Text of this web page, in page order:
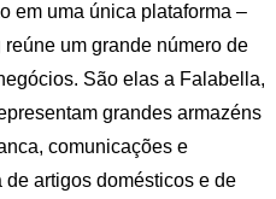
em uma única plataforma –
um grande número de
São elas a Falabella,
grandes armazéns
comunicações e
artigos domésticos e de